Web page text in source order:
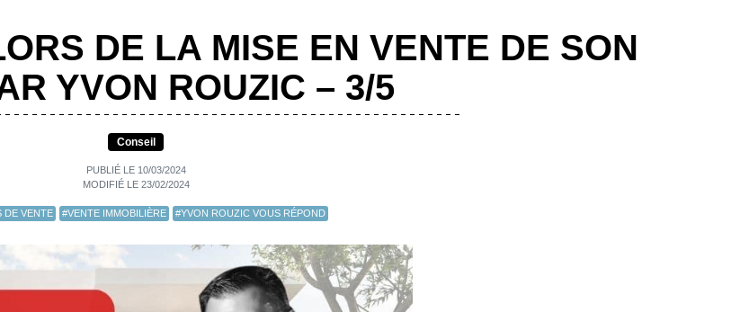
DE LA MISE EN VENTE DE SON
YVON ROUZIC – 3/5
Conseil
PUBLIÉ LE 10/03/2024
MODIFIÉ LE 23/02/2024
DE VENTE #VENTE IMMOBILIÈRE #YVON ROUZIC VOUS RÉPOND